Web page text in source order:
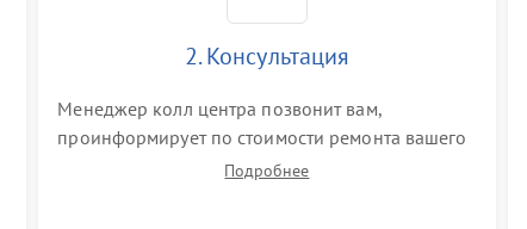
2. Консультация
Менеджер колл центра позвонит вам,
проинформирует по стоимости ремонта вашего
водонагревателя а также ответит на все ваши
Подробнее